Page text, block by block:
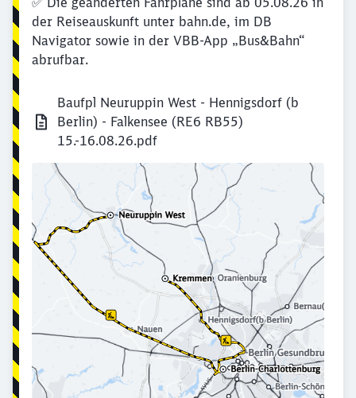
der Reiseauskunft unter bahn.de, im DB
Navigator sowie in der VBB-App „Bus&Bahn“
abrufbar.
Baufpl Neuruppin West - Hennigsdorf (b
Berlin) - Falkensee (RE6 RB55)
15.-16.08.26.pdf